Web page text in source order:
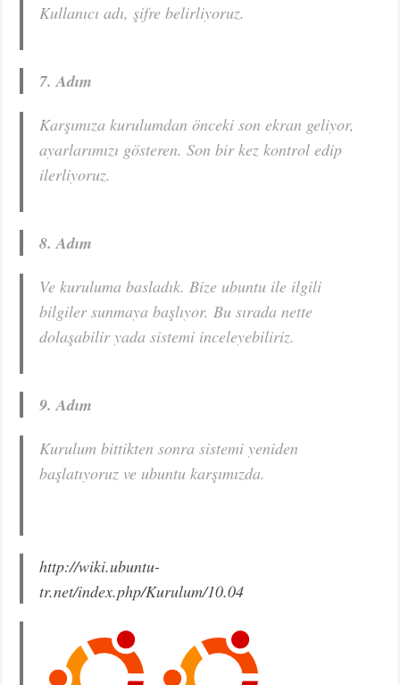
Kullanıcı adı, şifre belirliyoruz.
7. Adım
Karşımıza kurulumdan önceki son ekran geliyor,
ayarlarımızı gösteren. Son bir kez kontrol edip
ilerliyoruz.
8. Adım
Ve kuruluma basladık. Bize ubuntu ile ilgili
bilgiler sunmaya başlıyor. Bu sırada nette
dolaşabilir yada sistemi inceleyebiliriz.
9. Adım
Kurulum bittikten sonra sistemi yeniden
başlatıyoruz ve ubuntu karşımızda.
http://wiki.ubuntu-
tr.net/index.php/Kurulum/10.04